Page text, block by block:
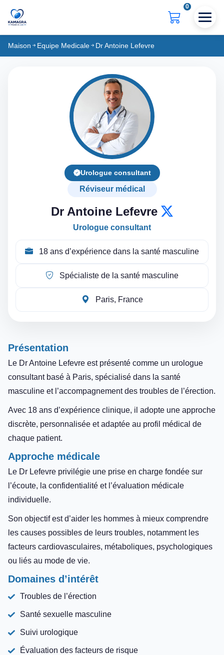
0
Maison Equipe Medicale Dr Antoine Lefevre
Urologue consultant
Réviseur médical
Dr Antoine Lefevre
Urologue consultant
18 ans d’expérience dans la santé masculine
Spécialiste de la santé masculine
Paris, France
Présentation
Le Dr Antoine Lefevre est présenté comme un urologue
consultant basé à Paris, spécialisé dans la santé
masculine et l’accompagnement des troubles de l’érection.
Avec 18 ans d’expérience clinique, il adopte une approche
discrète, personnalisée et adaptée au profil médical de
chaque patient.
Approche médicale
Le Dr Lefevre privilégie une prise en charge fondée sur
l’écoute, la confidentialité et l’évaluation médicale
individuelle.
Son objectif est d’aider les hommes à mieux comprendre
les causes possibles de leurs troubles, notamment les
facteurs cardiovasculaires, métaboliques, psychologiques
ou liés au mode de vie.
Domaines d’intérêt
Troubles de l’érection
Santé sexuelle masculine
Suivi urologique
Évaluation des facteurs de risque